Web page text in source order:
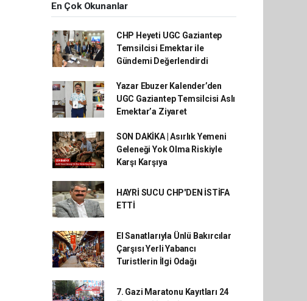
En Çok Okunanlar
CHP Heyeti UGC Gaziantep
Temsilcisi Emektar ile
Gündemi Değerlendirdi
Yazar Ebuzer Kalender’den
UGC Gaziantep Temsilcisi Aslı
Emektar’a Ziyaret
SON DAKİKA | Asırlık Yemeni
Geleneği Yok Olma Riskiyle
Karşı Karşıya
HAYRİ SUCU CHP'DEN İSTİFA
ETTİ
El Sanatlarıyla Ünlü Bakırcılar
Çarşısı Yerli Yabancı
Turistlerin İlgi Odağı
7. Gazi Maratonu Kayıtları 24